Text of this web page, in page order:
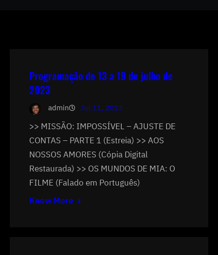
Programação de 13 a 19 de julho de
2023
admin Jul 11, 2023
>> MISSÃO: IMPOSSÍVEL – AJUSTE DE
CONTAS – PARTE 1 (Estreia) >> AOS
NOSSOS AMORES (Cópia Digital
Restaurada) >> OS MUNDOS DE MIA: O
FILME (Falado em Português)
Know More